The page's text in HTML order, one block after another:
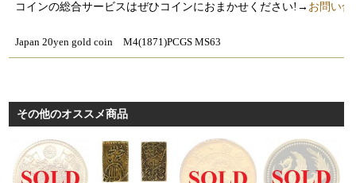
コインの総合サービスはぜひコインにおまかせください!→ お問い合
Japan 20yen gold coin M4(1871)PCGS MS63
その他のオススメ商品